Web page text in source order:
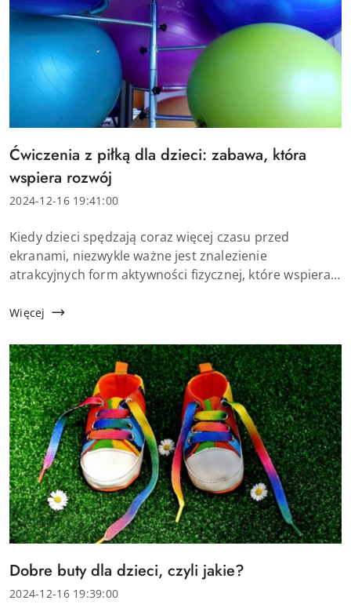
Tytuł
artykułu:
Ćwiczenia z piłką dla dzieci: zabawa, która
wspiera rozwój
Data
2024-12-16 19:41:00
Treść
artykułu:
Kiedy dzieci spędzają coraz więcej czasu przed
ekranami, niezwykle ważne jest znalezienie
atrakcyjnych form aktywności fizycznej, które wspierają
efektywnych narzędzi, które mogą w t...
Więcej
Tytuł
artykułu:
Dobre buty dla dzieci, czyli jakie?
Data
2024-12-16 19:39:00